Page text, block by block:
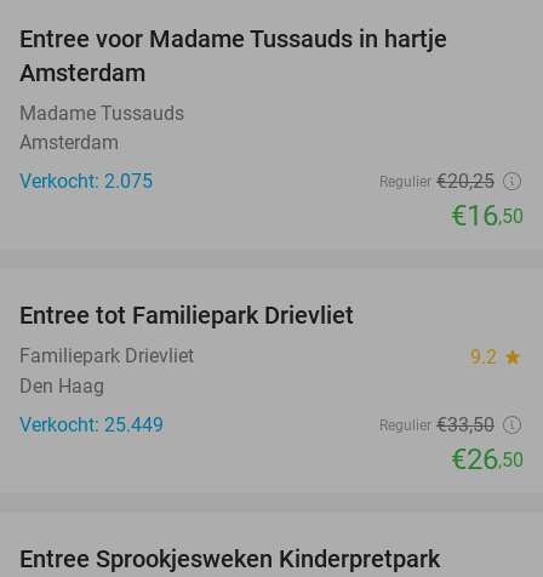
Entree voor Madame Tussauds in hartje
Amsterdam
Madame Tussauds
Amsterdam
Verkocht: 2.075
Regulier €20,25
€16,50
Entree tot Familiepark Drievliet
Familiepark Drievliet 9.2 star
Den Haag
Verkocht: 25.449
Regulier €33,50
€26,50
Entree Sprookjesweken Kinderpretpark